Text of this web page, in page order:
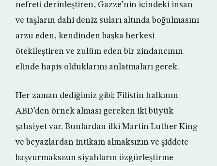
nefreti derinleştiren, Gazze’nin içindeki insan
ve taşların dahi deniz suları altında boğulmasını
arzu eden, kendinden başka herkesi
ötekileştiren ve zulüm eden bir zindancının
elinde hapis olduklarını anlatmaları gerek.
Her zaman dediğimiz gibi; Filistin halkının
ABD’den örnek alması gereken iki büyük
şahsiyet var. Bunlardan ilki Martin Luther King
ve beyazlardan intikam almaksızın ve şiddete
başvurmaksızın siyahların özgürleştirme